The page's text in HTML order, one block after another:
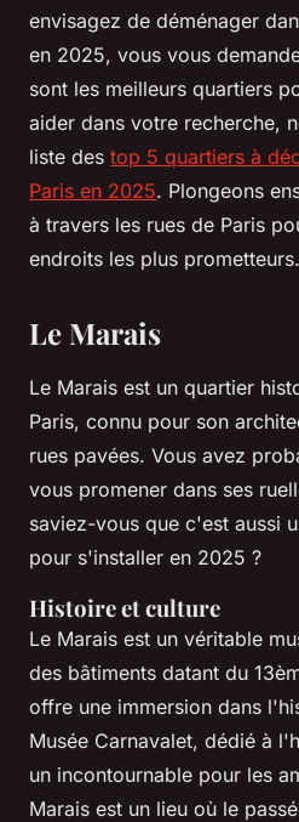
envisagez de déménager
en 2025, vous vous
sont les meilleurs quartiers
aider dans votre recherche,
liste des top 5 quartiers à
Paris en 2025. Plongeons
à travers les rues de Paris
endroits les plus prometteurs.
Le Marais
Le Marais est un quartier
Paris, connu pour son
rues pavées. Vous avez
vous promener dans ses
saviez-vous que c'est aussi
pour s'installer en 2025 ?
Histoire et culture
Le Marais est un véritable
des bâtiments datant du
offre une immersion dans
Musée Carnavalet, dédié à
un incontournable pour les
Marais est un lieu où le